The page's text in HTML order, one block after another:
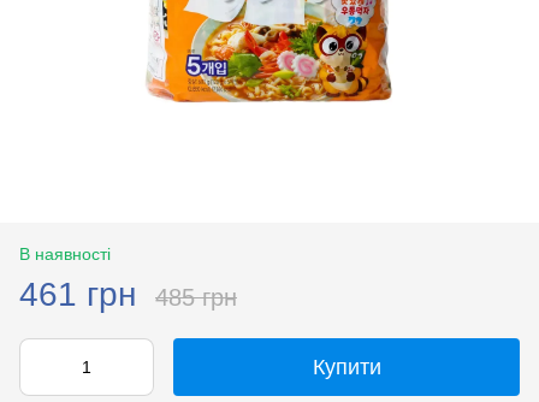
В наявності
461 грн 485 грн
Купити